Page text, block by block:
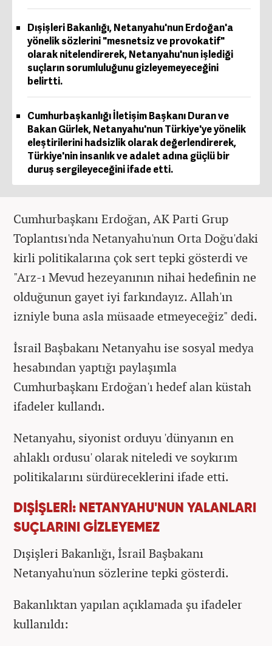
Dışişleri Bakanlığı, Netanyahu'nun Erdoğan'a
yönelik sözlerini "mesnetsiz ve provokatif"
olarak nitelendirerek, Netanyahu'nun işlediği
suçların sorumluluğunu gizleyemeyeceğini
belirtti.
Cumhurbaşkanlığı İletişim Başkanı Duran ve
Bakan Gürlek, Netanyahu'nun Türkiye'ye yönelik
eleştirilerini hadsizlik olarak değerlendirerek,
Türkiye'nin insanlık ve adalet adına güçlü bir
duruş sergileyeceğini ifade etti.
Cumhurbaşkanı Erdoğan, AK Parti Grup
Toplantısı'nda Netanyahu'nun Orta Doğu'daki
kirli politikalarına çok sert tepki gösterdi ve
"Arz-ı Mevud hezeyanının nihai hedefinin ne
olduğunun gayet iyi farkındayız. Allah'ın
izniyle buna asla müsaade etmeyeceğiz" dedi.
İsrail Başbakanı Netanyahu ise sosyal medya
hesabından yaptığı paylaşımla
Cumhurbaşkanı Erdoğan'ı hedef alan küstah
ifadeler kullandı.
Netanyahu, siyonist orduyu 'dünyanın en
ahlaklı ordusu' olarak niteledi ve soykırım
politikalarını sürdüreceklerini ifade etti.
DIŞİŞLERİ: NETANYAHU'NUN YALANLARI
SUÇLARINI GİZLEYEMEZ
Dışişleri Bakanlığı, İsrail Başbakanı
Netanyahu'nun sözlerine tepki gösterdi.
Bakanlıktan yapılan açıklamada şu ifadeler
kullanıldı: